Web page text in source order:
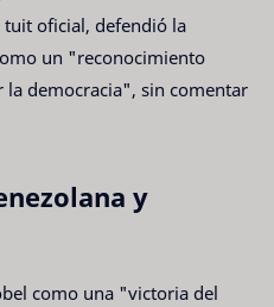
tuit oficial, defendió la
un "reconocimiento
la democracia", sin comentar
y
como una "victoria del